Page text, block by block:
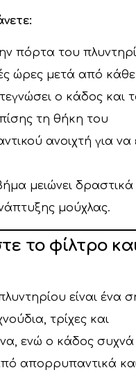
πόρτα του
ώρες μετά από
ο κάδος και
τη θήκη του
ανοιχτή για να
μειώνει δραστικά
μούχλας.
το φίλτρο
είναι ένα
τρίχες και
ενώ ο κάδος συχνά
απορρυπαντικά